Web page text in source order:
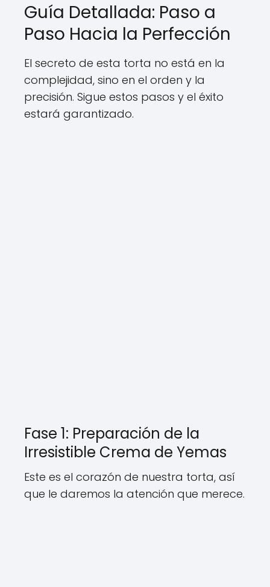
Guía Detallada: Paso a
Paso Hacia la Perfección
El secreto de esta torta no está en la
complejidad, sino en el orden y la
precisión. Sigue estos pasos y el éxito
estará garantizado.
Fase 1: Preparación de la
Irresistible Crema de Yemas
Este es el corazón de nuestra torta, así
que le daremos la atención que merece.